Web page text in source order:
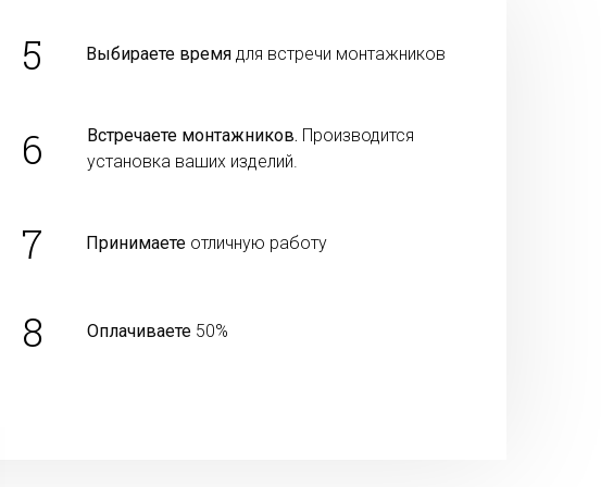
5 Выбираете времядля встречи монтажников
6 Встречаете монтажников. Производится
установка ваших изделий.
7 Принимаетеотличную работу
8 Оплачиваете50%